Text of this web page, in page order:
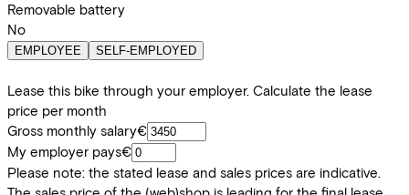
Removable battery
No
EMPLOYEE SELF-EMPLOYED
Lease this bike through your employer. Calculate the lease
price per month
Gross monthly salary€
My employer pays€
Please note: the stated lease and sales prices are indicative.